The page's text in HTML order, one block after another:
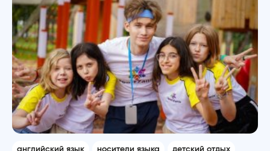
английский язык носители языка детский отдых